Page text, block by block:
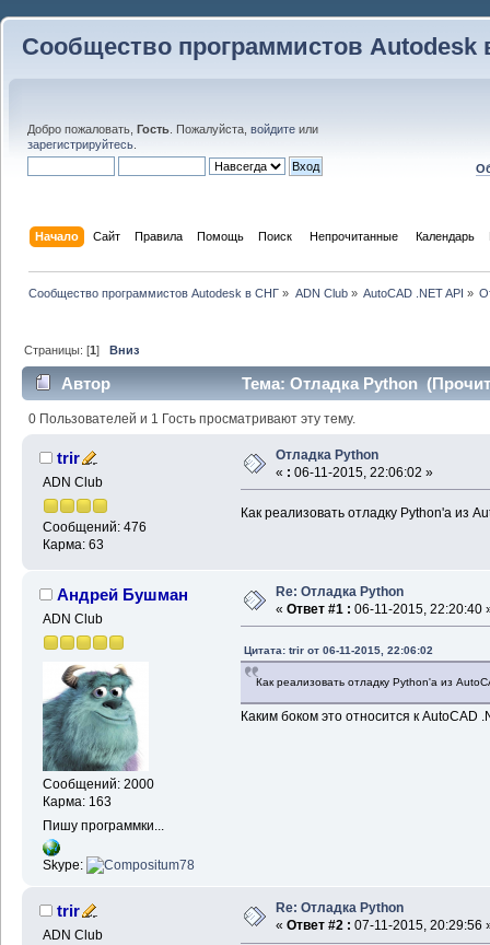
Сообщество программистов Autodesk
Добро пожаловать, Гость . Пожалуйста, войдите или
зарегистрируйтесь
Начало Сайт Правила Помощь Поиск Непрочитанные Календарь
Сообщество программистов Autodesk в СНГ » ADN Club» AutoCAD .NET API »
Страницы: [1]Вниз
Автор Тема: Отладка Python
0 Пользователей и 1 Гость просматривают эту тему.
trir
ADN Club
Сообщений: 476
Карма: 63
Отладка Python
« : 06-11-2015, 22:06:02 »
Как реализовать отладку Python'а из
Андрей Бушман
ADN Club
Сообщений: 2000
Карма: 163
Пишу программки...
Skype:
Re: Отладка Python
« Ответ #1 : 06-11-2015, 22:20:40
Цитата: trir от 06-11-2015, 22:06:02
Как реализовать отладку Python'а из
Каким боком это относится к AutoCAD
trir
ADN Club
Re: Отладка Python
« Ответ #2 : 07-11-2015, 20:29:56